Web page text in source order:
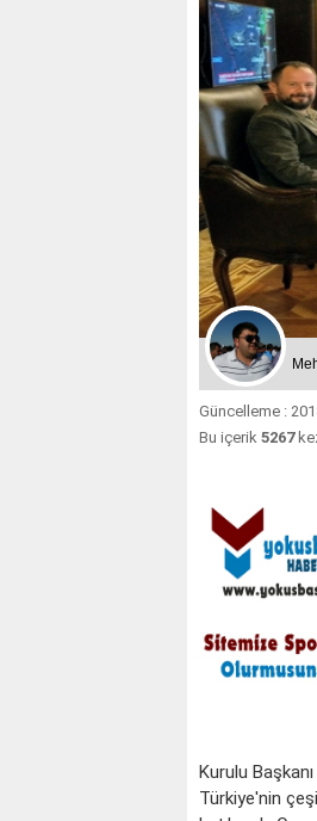
Güncelleme :
Bu içerik 5267
Kurulu
Türkiye'nin